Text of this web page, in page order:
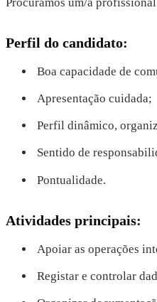
Perfil do candidato:
Boa capacidade de
Apresentação cuidada;
Perfil dinâmico,
Sentido de
Pontualidade.
Atividades principais:
Apoiar as operações
Registar e controlar